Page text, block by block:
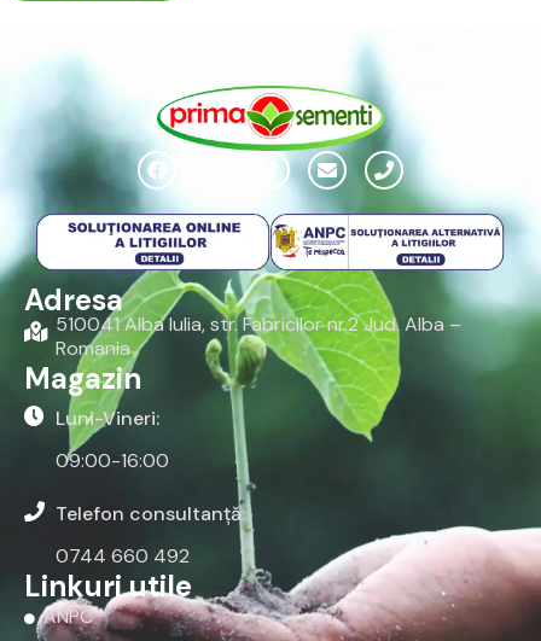
Adresa
510041 Alba Iulia, str. Fabricilor nr.2 Jud. Alba –
Romania
Magazin
Luni-Vineri:
09:00-16:00
Telefon consultanță:
0744 660 492
Linkuri utile
ANPC